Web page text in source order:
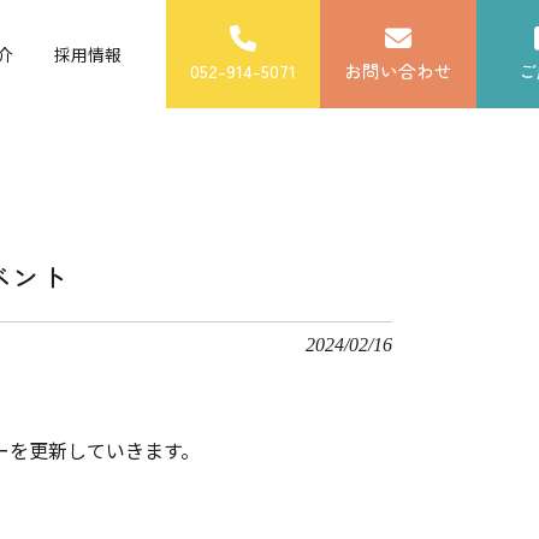
採用情報
052-914-5071 お問い合わせ
ト
2024/02/16
更新していきます。